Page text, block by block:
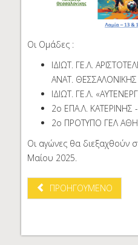
Οι Ομάδες :
ΙΔΙΩΤ. ΓΕ.Λ.
ΑΝΑΤ. ΘΕΣΣΑΛΟΝΙΚΗΣ
ΙΔΙΩΤ. ΓΕ.Λ.
2ο ΕΠΑ.Λ. ΚΑΤΕΡΙΝΗΣ -
2ο ΠΡΟΤΥΠΟ ΓΕΛ
Οι αγώνες θα διεξαχθούν
Μαίου 2025.
ΠΡΟΗΓΟΎΜΕΝΟ